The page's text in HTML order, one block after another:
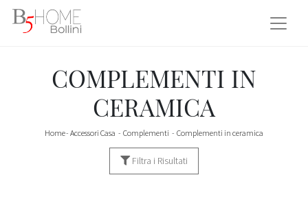
COMPLEMENTI IN
CERAMICA
Home- Accessori Casa - Complementi - Complementi in ceramica
Filtra i Risultati